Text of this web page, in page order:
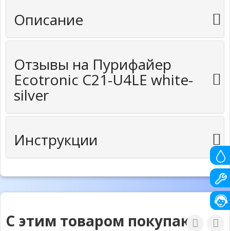
Описание
Отзывы на Пурифайер
Ecotronic C21-U4LE white-
silver
Инструкции
С этим товаром покупают